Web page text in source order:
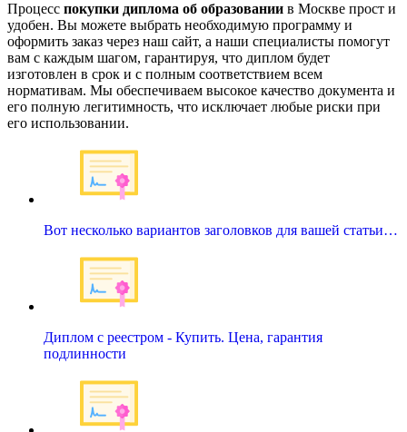
Процесс покупки диплома об образовании в Москве прост и
удобен. Вы можете выбрать необходимую программу и
оформить заказ через наш сайт, а наши специалисты помогут
вам с каждым шагом, гарантируя, что диплом будет
изготовлен в срок и с полным соответствием всем
нормативам. Мы обеспечиваем высокое качество документа и
его полную легитимность, что исключает любые риски при
его использовании.
Вот несколько вариантов заголовков для вашей статьи…
Диплом с реестром - Купить. Цена, гарантия
подлинности